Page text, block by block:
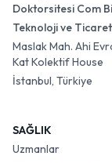
Doktorsitesi Com
Teknoloji ve Ticaret
Maslak Mah. Ahi
Kat Kolektif House
İstanbul, Türkiye
SAĞLIK
Uzmanlar